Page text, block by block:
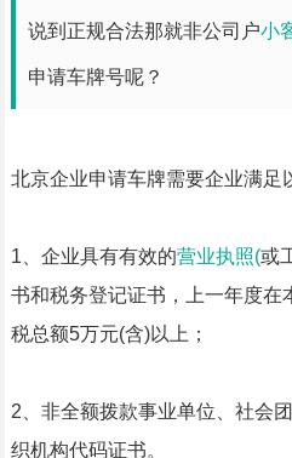
说到正规合法那就非公司户小
申请车牌号呢？
北京企业申请车牌需要企业满足
1、企业具有有效的营业执照(或
书和税务登记证书，上一年度在
税总额5万元(含)以上；
2、非全额拨款事业单位、社会
织机构代码证书。